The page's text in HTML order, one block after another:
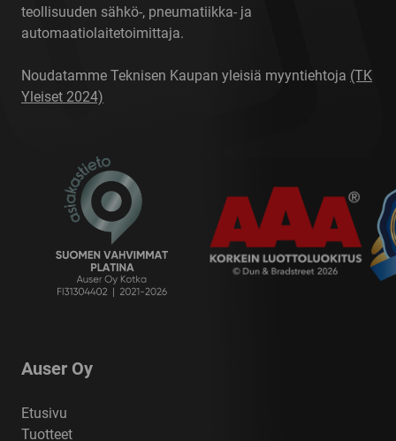
teollisuuden sähkö-, pneumatiikka- ja
automaatiolaitetoimittaja.
Noudatamme Teknisen Kaupan yleisiä myyntiehtoja (TK
Yleiset 2024)
Auser Oy
Etusivu
Tuotteet